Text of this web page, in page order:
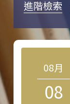
進階檢索
08月
08